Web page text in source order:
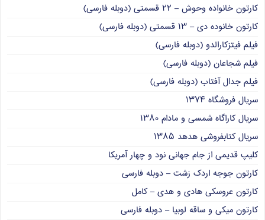
کارتون خانواده وحوش – ۲۲ قسمتی (دوبله فارسی)
کارتون خانوده دی – ۱۳ قسمتی (دوبله فارسی)
فیلم فیتزکارالدو (دوبله فارسی)
فیلم شجاعان (دوبله فارسی)
فیلم جدال آفتاب (دوبله فارسی)
سریال فروشگاه ۱۳۷۴
سریال کاراگاه شمسی و مادام ۱۳۸۰
سریال کتابفروشی هدهد ۱۳۸۵
کلیپ قدیمی از جام جهانی نود و چهار آمریکا
کارتون جوجه اردک زشت – دوبله فارسی
کارتون عروسکی هادی و هدی – کامل
کارتون میکی و ساقه لوبیا – دوبله فارسی